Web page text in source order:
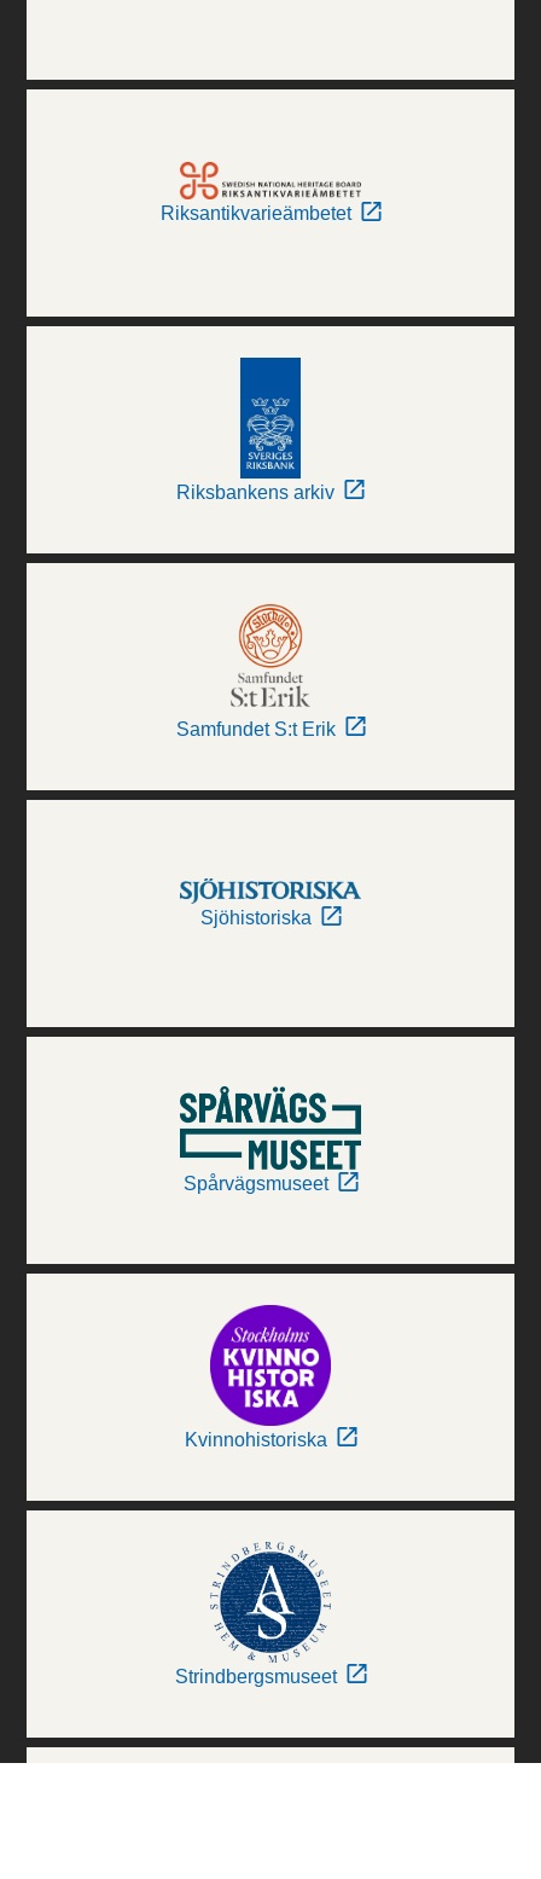
Riksantikvarieämbetet
Riksbankens arkiv
Samfundet S:t Erik
Sjöhistoriska
Spårvägsmuseet
Kvinnohistoriska
Strindbergsmuseet